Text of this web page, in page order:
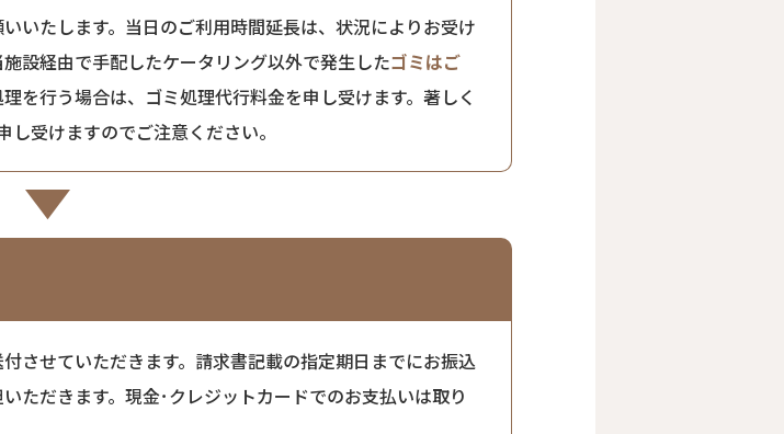
いたします。当日のご利用時間延長は、状況によりお受け
設経由で手配したケータリング以外で発生したゴミはご
を行う場合は、ゴミ処理代行料金を申し受けます。著しく
受けますのでご注意ください。
させていただきます。請求書記載の指定期日までにお振込
ただきます。現金･クレジットカードでのお支払いは取り